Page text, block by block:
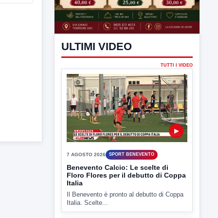
ULTIMI VIDEO
TUTTI I VIDEO
▶
7 AGOSTO 2026 SPORT BENEVENTO
Benevento Calcio: Le scelte di
Floro Flores per il debutto di Coppa
Il Benevento è pronto al debutto di Coppa
Italia. Scelte...